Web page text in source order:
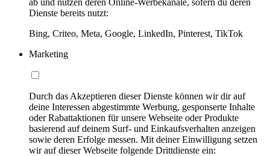
ab und nutzen deren Online-Werbekanäle, sofern du deren
Dienste bereits nutzt:
Bing, Criteo, Meta, Google, LinkedIn, Pinterest, TikTok
Marketing
Durch das Akzeptieren dieser Dienste können wir dir auf
deine Interessen abgestimmte Werbung, gesponserte Inhalte
oder Rabattaktionen für unsere Webseite oder Produkte
basierend auf deinem Surf- und Einkaufsverhalten anzeigen
sowie deren Erfolge messen. Mit deiner Einwilligung setzen
wir auf dieser Webseite folgende Drittdienste ein: